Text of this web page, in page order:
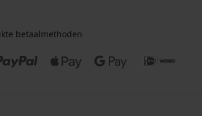
betaalmethoden